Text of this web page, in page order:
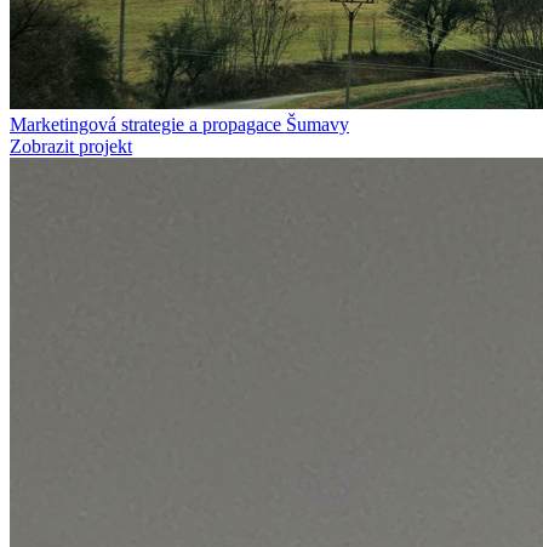
Marketingová strategie a propagace Šumavy
Zobrazit projekt